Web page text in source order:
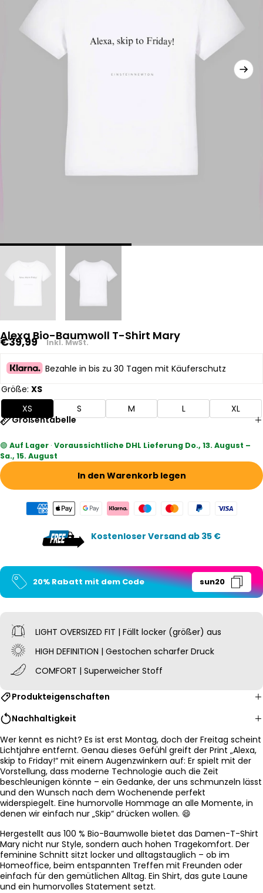
Alexa Bio-Baumwoll T-Shirt Mary
Regulärer
€39,99 Inkl. MwSt.
Bezahle in bis zu 30 Tagen mit Käuferschutz
Größe: XS
XS
S M L
XL
Größentabelle
🟢 Auf Lager · Voraussichtliche DHL Lieferung Do., 13. August –
Sa., 15. August
In den Warenkorb legen
Kostenloser Versand ab 35 €
20% Rabatt mit dem Code sun20
LIGHT OVERSIZED FIT | Fällt locker (größer) aus
HIGH DEFINITION | Gestochen scharfer Druck
COMFORT | Superweicher Stoff
Produkteigenschaften
Nachhaltigkeit
Wer kennt es nicht? Es ist erst Montag, doch der Freitag scheint
Lichtjahre entfernt. Genau dieses Gefühl greift der Print „Alexa,
skip to Friday!“ mit einem Augenzwinkern auf: Er spielt mit der
Vorstellung, dass moderne Technologie auch die Zeit
beschleunigen könnte – ein Gedanke, der uns schmunzeln lässt
und den Wunsch nach dem Wochenende perfekt
widerspiegelt. Eine humorvolle Hommage an alle Momente, in
denen wir einfach nur „Skip“ drücken wollen. 😄
Hergestellt aus 100 % Bio-Baumwolle bietet das Damen-T-Shirt
Mary nicht nur Style, sondern auch hohen Tragekomfort. Der
feminine Schnitt sitzt locker und alltagstauglich – ob im
Homeoffice, beim entspannten Treffen mit Freunden oder
einfach für den gemütlichen Alltag. Ein Shirt, das gute Laune
und ein humorvolles Statement setzt.